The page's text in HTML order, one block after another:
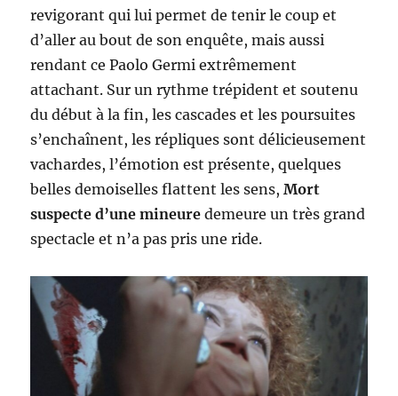
revigorant qui lui permet de tenir le coup et
d’aller au bout de son enquête, mais aussi
rendant ce Paolo Germi extrêmement
attachant. Sur un rythme trépident et soutenu
du début à la fin, les cascades et les poursuites
s’enchaînent, les répliques sont délicieusement
vachardes, l’émotion est présente, quelques
belles demoiselles flattent les sens,Mort
suspecte d’une mineuredemeure un très grand
spectacle et n’a pas pris une ride.